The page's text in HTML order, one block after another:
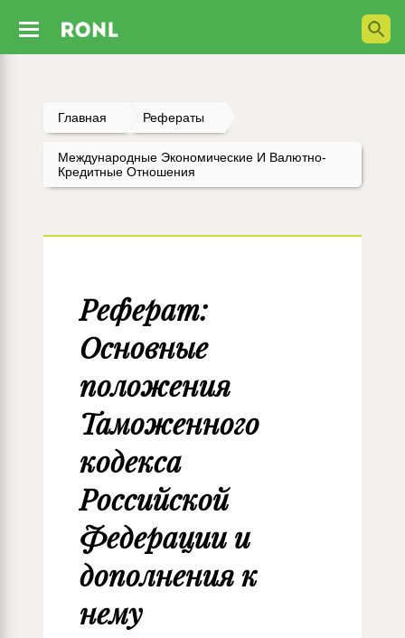
Главная Рефераты
Международные Экономические И Валютно-
Кредитные Отношения
Реферат:
Основные
положения
Таможенного
кодекса
Российской
Федерации и
дополнения к
нему